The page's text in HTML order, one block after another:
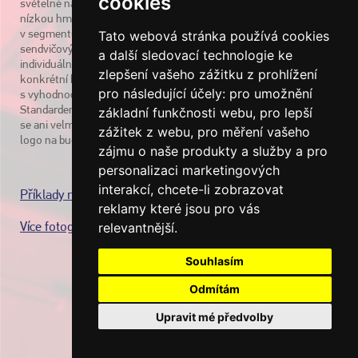
Tato webová stránka používá cookies
a další sledovací technologie ke
zlepšení vašeho zážitku z prohlížení
pro následující účely: pro umožnění
základní funkčnosti webu, pro lepší
zážitek z webu, pro měření vašeho
zájmu o naše produkty a služby a pro
personalizaci marketingových
interakcí, chcete-li zobrazovat
reklamy které jsou pro vás
relevantnější.
Souhlasím
Odmítám
Upravit mé předvolby
světelné nápisy, loga a panely, které mají vysokou životnost a
nízkou hmotnost, která nezatěžuje fasády. To je důležité zejména
v segmentu výrobních a logistických hal s fasádami ze
sendvičových panelů. Naprostá většina našich realizací jsou
individuální kusová řešení vyprojektovaná a provedená pro
konkrétní budovu a kotevní situaci. Samozřejmostí je poradenství
s vyhodnocením efektivity daného řešení = zhodnocení vizibility.
Standardem je také zpracování posudků pro BREEAM. Nebojíme
se ani velmi náročných realizací, např. nejvýše umístěné světelné
logo na budově v České republice je od nás.
Příklady realizací
Více fotografií